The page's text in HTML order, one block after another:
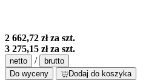
2 662,72 złza szt.
3 275,15 złza szt.
netto /
brutto
Do wyceny
Dodaj do koszyka